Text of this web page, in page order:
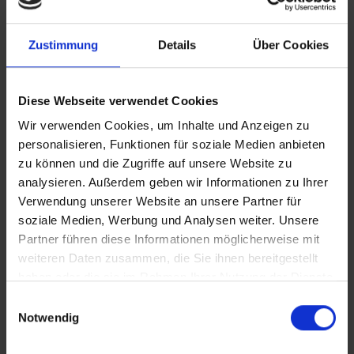
Zustimmung Details Über Cookies
Diese Webseite verwendet Cookies
Wir verwenden Cookies, um Inhalte und Anzeigen zu
personalisieren, Funktionen für soziale Medien anbieten
zu können und die Zugriffe auf unsere Website zu
analysieren. Außerdem geben wir Informationen zu Ihrer
Verwendung unserer Website an unsere Partner für
soziale Medien, Werbung und Analysen weiter. Unsere
Partner führen diese Informationen möglicherweise mit
weiteren Daten zusammen, die Sie ihnen bereitgestellt
Notwendig
Wildflower Edition – der mobile
Textmarker für moderne
Markenbotschaften
sein schlankes, flaches Design mit
Messen oder moderne Arbeitswelten. In der
Wildflower Edition ist der Textmarker in vier
ausgewählten Trendfarben erhältlich:
Grauviolett, burgunderrot, ultramarinblau
und rouge . Die Farbpalette wirkt stilvoll,
zeitgemäß und bewusst jenseits klassischer
Werbemittelfarben. Die Keilspitze
ermöglicht variable Strichstärken von 1 mm
bis 4 mm – ideal für feine Markierungen
wasserbasierte Tinte sorgt für ein